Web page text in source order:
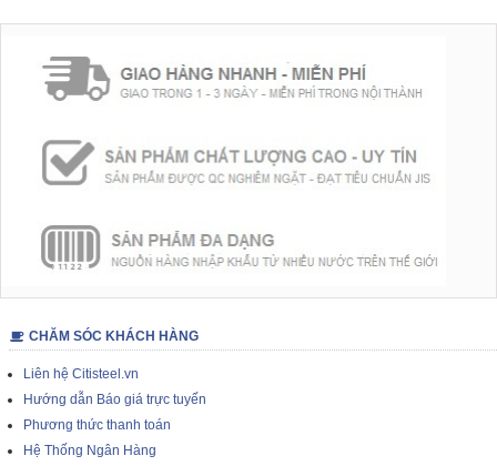
CHĂM SÓC KHÁCH HÀNG
Liên hệ Citisteel.vn
Hướng dẫn Báo giá trực tuyến
Phương thức thanh toán
Hệ Thống Ngân Hàng